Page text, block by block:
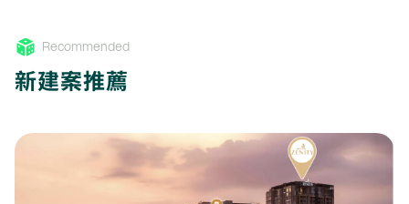
Recommended
新建案推薦